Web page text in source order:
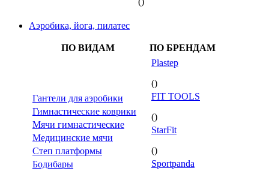
Аэробика, йога, пилатес
ПО ВИДАМ ПО БРЕНДАМ
Гантели для аэробики
Гимнастические коврики
Мячи гимнастические
Медицинские мячи
Степ платформы
Бодибары
Plastep
()
FIT TOOLS
()
StarFit
()
Sportpanda